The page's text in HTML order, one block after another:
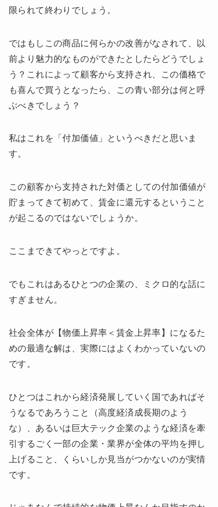
限られて終わりでしょう。
ではもしこの商品に何らかの改善がなされて、以
前より魅力的なものができたとしたらどうでしょ
う？これによって顧客から支持され、この価格で
も喜んで買うとなったら、この青い部分は何と呼
ぶべきでしょう？
私はこれを「付加価値」というべきだと思いま
す。
この顧客から支持された対価としての付加価値が
貯まってきて初めて、賃金に還元するということ
が起こるのではないでしょうか。
ここまできてやっとですよ。
でもこれはあるひとつの企業の、ミクロ的な話に
すぎません。
社会全体が【物価上昇率＜賃金上昇率】になるた
めの最適な解は、実際にはよくわかっていないの
です。
ひとつはこれから経済発展していく国であればそ
うなるであろうこと（高度経済成長期のよう
な）、あるいは巨大テック企業のような経済を牽
引するごく一部の企業・業界が全体の平均を押し
上げること、くらいしか見当がつかないのが実情
です。